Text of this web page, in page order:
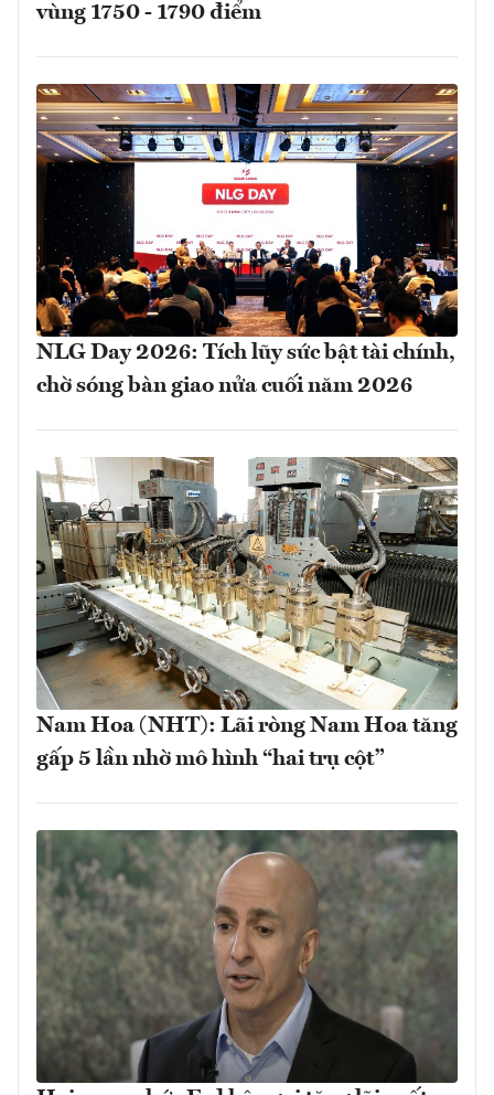
vùng 1750 - 1790 điểm
NLG Day 2026: Tích lũy sức bật tài chính,
chờ sóng bàn giao nửa cuối năm 2026
Nam Hoa (NHT): Lãi ròng Nam Hoa tăng
gấp 5 lần nhờ mô hình “hai trụ cột”